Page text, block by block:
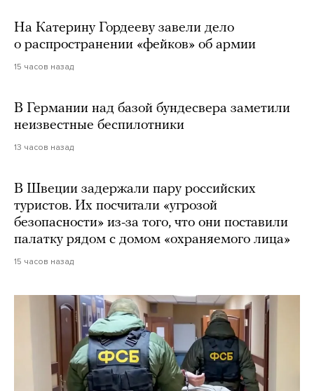
На Катерину Гордееву завели дело
о распространении «фейков» об армии
15 часов назад
В Германии над базой бундесвера заметили
неизвестные беспилотники
13 часов назад
В Швеции задержали пару российских
туристов. Их посчитали «угрозой
безопасности» из-за того, что они поставили
палатку рядом с домом «охраняемого лица»
15 часов назад